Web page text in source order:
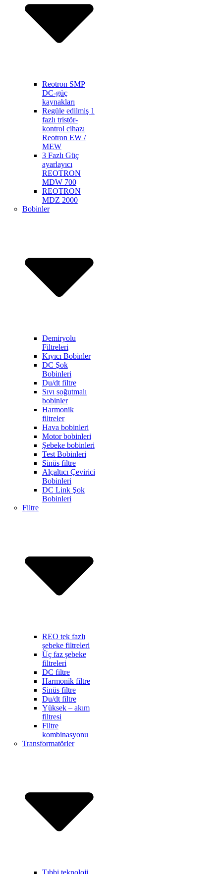
Reotron SMP
DC-güç
kaynakları
Regüle edilmiş 1
fazlı tristör-
kontrol cihazı
Reotron EW /
MEW
3 Fazlı Güç
ayarlayıcı
REOTRON
MDW 700
REOTRON
MDZ 2000
Bobinler
Demiryolu
Filtreleri
Kıyıcı Bobinler
DC Şok
Bobinleri
Du/dt filtre
Sıvı soğutmalı
bobinler
Harmonik
filtreler
Hava bobinleri
Motor bobinleri
Şebeke bobinleri
Test Bobinleri
Sinüs filtre
Alçaltıcı Çevirici
Bobinleri
DC Link Şok
Bobinleri
Filtre
REO tek fazlı
şebeke filtreleri
Üç faz şebeke
filtreleri
DC filtre
Harmonik filtre
Sinüs filtre
Du/dt filtre
Yüksek – akım
filtresi
Filtre
kombinasyonu
Transformatörler